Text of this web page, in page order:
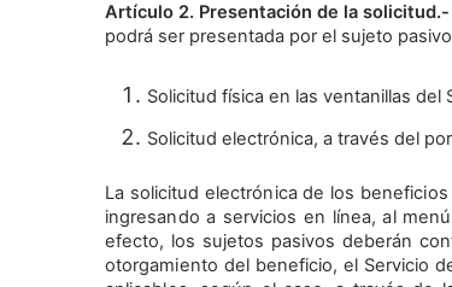
Artículo 2. Presentación de la solicitud.-
podrá ser presentada por el sujeto
Solicitud física en las ventanillas del
Solicitud electrónica, a través del
La solicitud electrónica de los
ingresando a servicios en línea, al
efecto, los sujetos pasivos deberán
otorgamiento del beneficio, el Servicio